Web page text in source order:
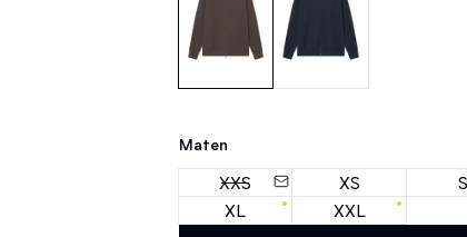
Maten
XXS XS S
XL
XXL